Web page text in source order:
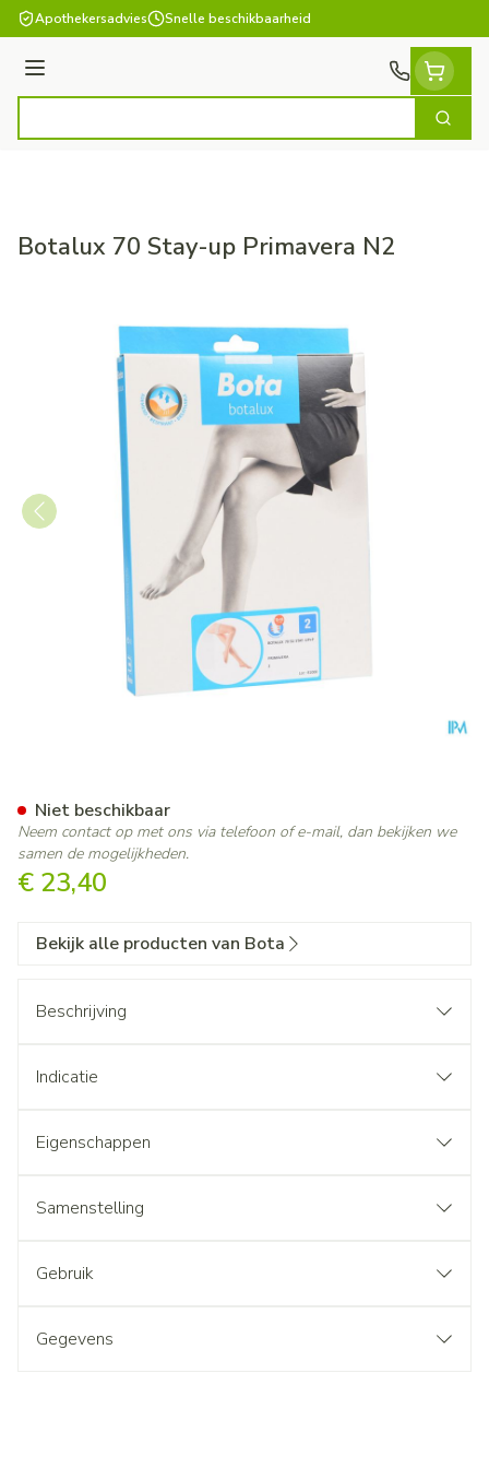
Ga naar de inhoud
Apothekersadvies Snelle beschikbaarheid
Menu
Zoek
Botalux 70 Stay-up Primavera N2
€ 23,40
Niet beschikbaar
Neem contact op met ons via telefoon of e-mail, dan bekijken we
samen de mogelijkheden.
Bekijk alle producten van Bota
Beschrijving
Indicatie
Eigenschappen
Samenstelling
Gebruik
Gegevens